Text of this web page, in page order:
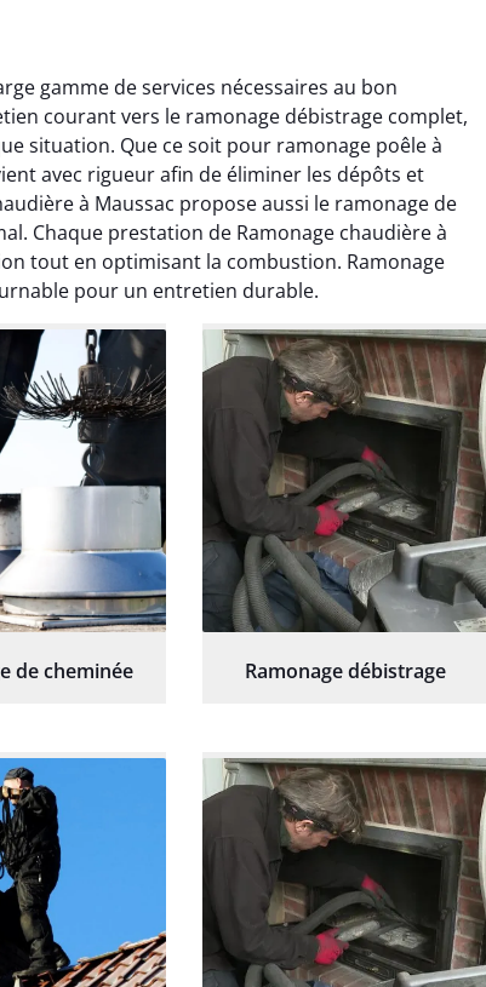
gamme de services nécessaires au bon
courant vers le ramonage débistrage complet,
situation. Que ce soit pour ramonage poêle à
avec rigueur afin de éliminer les dépôts et
à Maussac propose aussi le ramonage de
Chaque prestation de Ramonage chaudière à
tout en optimisant la combustion. Ramonage
pour un entretien durable.
de cheminée Ramonage débistrage
Perrin
2026
et très
ramonage
sent tout de
au niveau
satisfait.
Yannick Morel
12 juillet 2025
Intervention très efficace
pour le ramonage débistrage
de ma cheminée. Le tirage
est nettement meilleur et
plus aucune odeur. Travail
propre et rapide.